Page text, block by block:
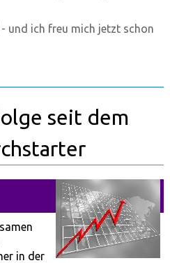
und ich freu mich jetzt schon
seit dem
in der